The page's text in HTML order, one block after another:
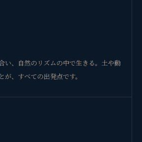
い、自然のリズムの中で生きる。土や動
、すべての出発点です。